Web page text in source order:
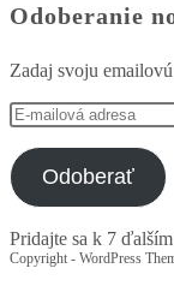
Odoberanie
Zadaj svoju
E-
adresa
Odoberať
Pridajte sa k 7
Copyright - WordPress